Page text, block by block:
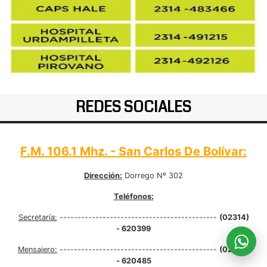
REDES SOCIALES
F.M. 106.1 Mhz. - San Carlos De Bolívar:
Dirección: Dorrego Nº 302
Teléfonos:
Secretaría: -------------------------------------------- (02314)
- 620399
Mensajero: -------------------------------------------- (02314)
- 620485